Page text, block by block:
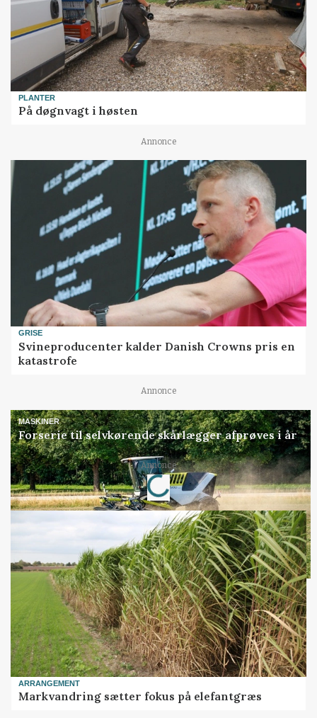
PLANTER
På døgnvagt i høsten
Annonce
GRISE
Svineproducenter kalder Danish Crowns pris en
katastrofe
Annonce
MASKINER
Forserie til selvkørende skårlægger afprøves i år
Annonce
Loading...
ARRANGEMENT
Markvandring sætter fokus på elefantgræs